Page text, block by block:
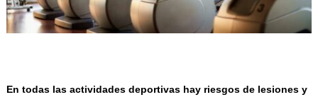
En todas las actividades deportivas hay riesgos de lesiones y